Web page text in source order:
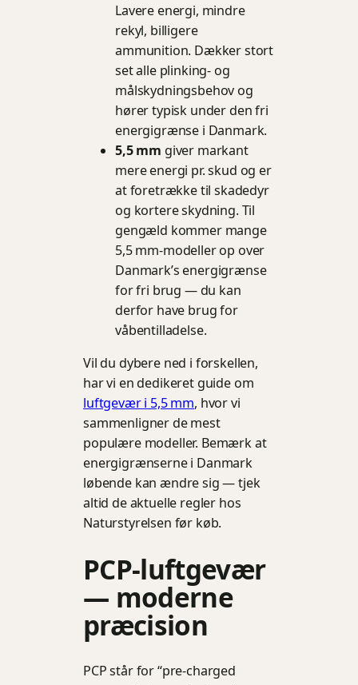
Lavere energi, mindre
rekyl, billigere
ammunition. Dækker stort
set alle plinking- og
målskydningsbehov og
hører typisk under den fri
energigrænse i Danmark.
5,5 mm giver markant
mere energi pr. skud og er
at foretrække til skadedyr
og kortere skydning. Til
gengæld kommer mange
5,5 mm-modeller op over
Danmark’s energigrænse
for fri brug — du kan
derfor have brug for
våbentilladelse.
Vil du dybere ned i forskellen,
har vi en dedikeret guide om
luftgevær i 5,5 mm, hvor vi
sammenligner de mest
populære modeller. Bemærk at
energigrænserne i Danmark
løbende kan ændre sig — tjek
altid de aktuelle regler hos
Naturstyrelsen før køb.
PCP-luftgevær
— moderne
præcision
PCP står for “pre-charged